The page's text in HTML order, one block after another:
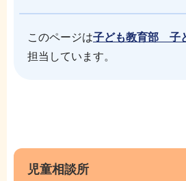
このページは子ども教育部 子
担当しています。
こ
ブ
児童相談所